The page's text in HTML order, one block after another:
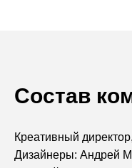
Состав
Креативный
Дизайнеры: Андрей